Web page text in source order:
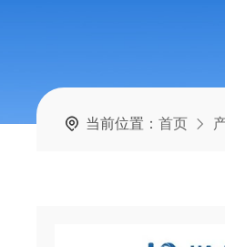
当前位置：首页